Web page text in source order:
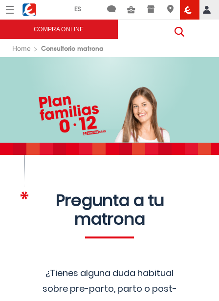
Menú Eroski
COMPRA ONLINE
Home Consultorio matrona
Pregunta a tu
matrona
¿Tienes alguna duda habitual
sobre pre-parto, parto o post-